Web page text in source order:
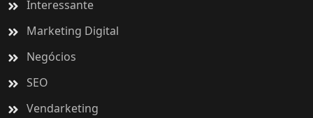
Interessante
Marketing Digital
Negócios
SEO
Vendarketing